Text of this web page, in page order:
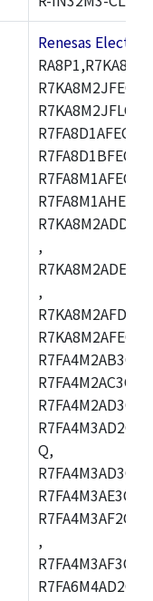
Renesas
,
,
Q,
,